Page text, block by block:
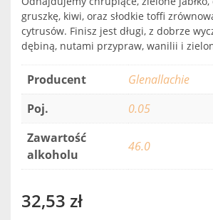
gruszkę, kiwi, oraz słodkie toffi
cytrusów. Finisz jest długi, z dobrze
dębiną, nutami przypraw, wanilii i
Producent
Glenallachie
Poj.
0.05
Zawartość
alkoholu
46.0
32,53 zł